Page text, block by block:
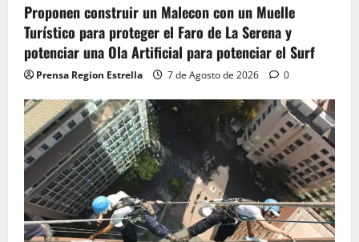
Proponen construir un Malecon con un Muelle
Turístico para proteger el Faro de La Serena y
potenciar una Ola Artificial para potenciar el Surf
Prensa Region Estrella 7 de Agosto de 2026 0